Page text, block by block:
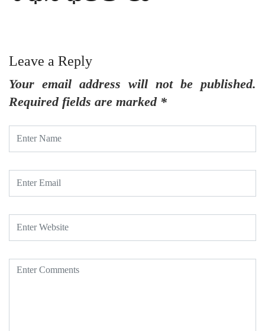
Leave a Reply
Your email address will not be published.
Required fields are marked *